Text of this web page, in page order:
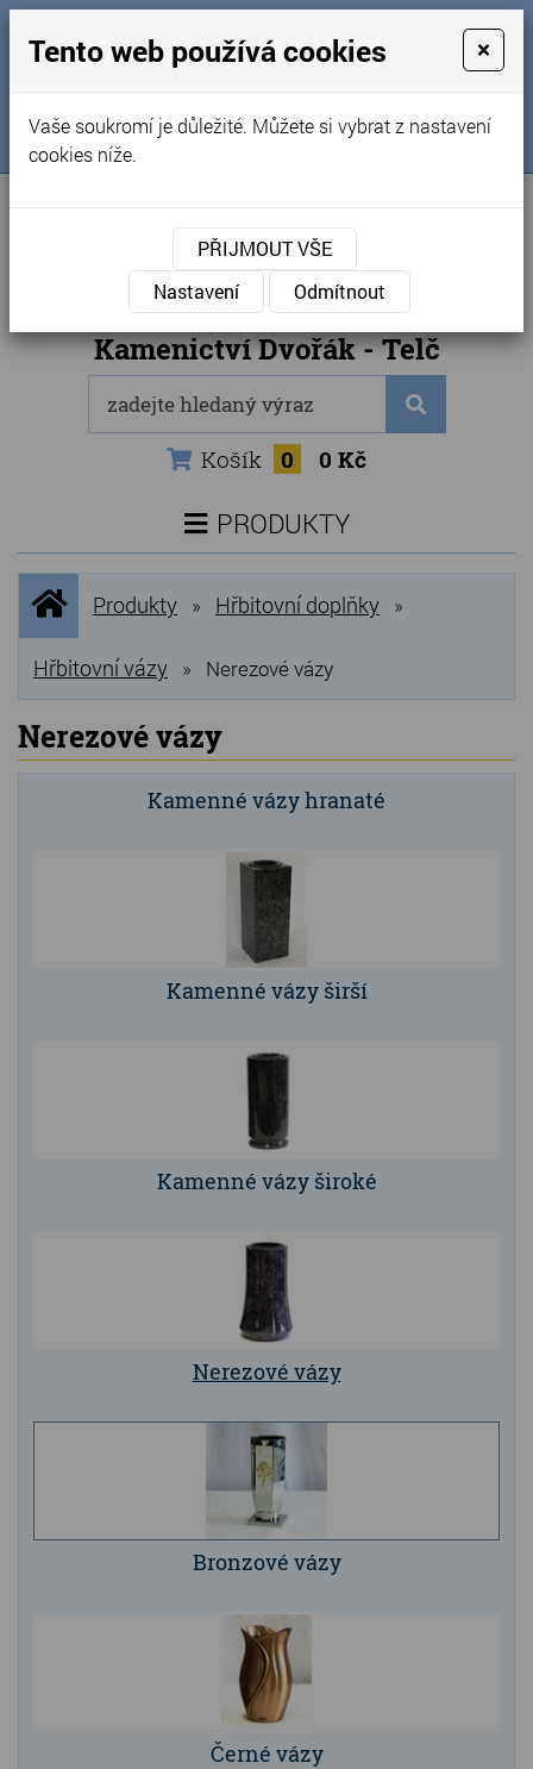
Obchodní podmínky
Kontakty
Naše kamenictví
Sledujte nás na FB
Internetový obchod
Kamenictví Dvořák - Telč
Košík 0 0 Kč
PRODUKTY
NOVINKY
NEJPRODÁVANĚJŠÍ
VÝPRODEJ
Produkty
Grilovací, pečící kameny
Chladící kostky a puky
Doplňky do kuchyně
Zvířecí náhrobky a pomníčky
Kamenné stoly, konferenční stolky
Barevné kamenné drti
Dárkové předměty z přírodního kamene
Gabiony, gabionový kámen
Údržba a čištění kamene
Úvodní
stránka
Produkty » Hřbitovní doplňky »
Hřbitovní vázy » Nerezové vázy
Nerezové vázy
Kamenné vázy hranaté
Kamenné vázy širší
Kamenné vázy široké
Nerezové vázy
Bronzové vázy
Černé vázy
Tento web používá cookies ×
Vaše soukromí je důležité. Můžete si vybrat z nastavení
cookies níže.
PŘIJMOUT VŠE
Nastavení
Odmítnout